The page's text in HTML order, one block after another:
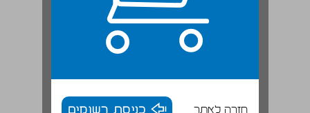
חזרה לאתר כניסת רשומים